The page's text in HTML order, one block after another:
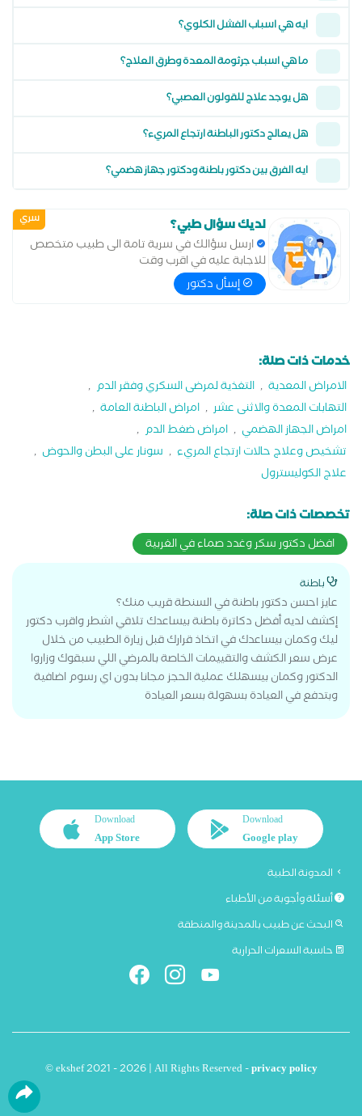
ايه هي اسباب الفشل الكلوي؟
ما هي اسباب جرثومة المعدة وطرق العلاج؟
هل يوجد علاج للقولون العصبي؟
هل يعالج دكتور الباطنة ارتجاع المريء؟
ايه الفرق بين دكتور باطنة ودكتور جهاز هضمي؟
سري لديك سؤال طبي؟
ارسل سؤالك في سرية تامة الى طبيب متخصص
للاجابة عليه في اقرب وقت
إسأل دكتور
خدمات ذات صلة:
الامراض المعدية , التغذية لمرضى السكري وفقر الدم ,
التهابات المعدة والاثنى عشر , امراض الباطنة العامة ,
امراض الجهاز الهضمي , امراض ضغط الدم ,
تشخيص وعلاج حالات ارتجاع المريء , سونار على البطن والحوض ,
علاج الكوليسترول
تخصصات ذات صلة:
افضل دكتور سكر وغدد صماء في الغربية
باطنة
عايز احسن دكتور باطنة في السنطة قريب منك؟
إكشف لديه أفضل دكاترة باطنة بيساعدك تلاقي اشطر واقرب دكتور
ليك وكمان بيساعدك في اتخاذ قرارك قبل زيارة الطبيب من خلال
عرض سعر الكشف والتقييمات الخاصة بالمرضي اللي سبقوك وزاروا
الدكتور وكمان بيسهلك عملية الحجز مجانا بدون اي رسوم اضافية
وبتدفع في العيادة بسهولة بسعر العيادة
Download
Google play
Download
App Store
المدونة الطبية
أسئلة وأجوبة من الأطباء
البحث عن طبيب بالمدينة والمنطقة
حاسبة السعرات الحرارية
© ekshef 2021 - 2026 | All Rights Reserved -privacy policy